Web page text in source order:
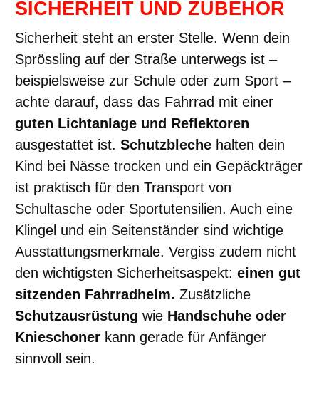
SICHERHEIT UND ZUBEHÖR
Sicherheit steht an erster Stelle. Wenn dein
Sprössling auf der Straße unterwegs ist –
beispielsweise zur Schule oder zum Sport –
achte darauf, dass das Fahrrad mit einer
guten Lichtanlage und Reflektoren
ausgestattet ist. Schutzbleche halten dein
Kind bei Nässe trocken und ein Gepäckträger
ist praktisch für den Transport von
Schultasche oder Sportutensilien. Auch eine
Klingel und ein Seitenständer sind wichtige
Ausstattungsmerkmale. Vergiss zudem nicht
den wichtigsten Sicherheitsaspekt: einen gut
sitzenden Fahrradhelm. Zusätzliche
Schutzausrüstung wie Handschuhe oder
Knieschoner kann gerade für Anfänger
sinnvoll sein.